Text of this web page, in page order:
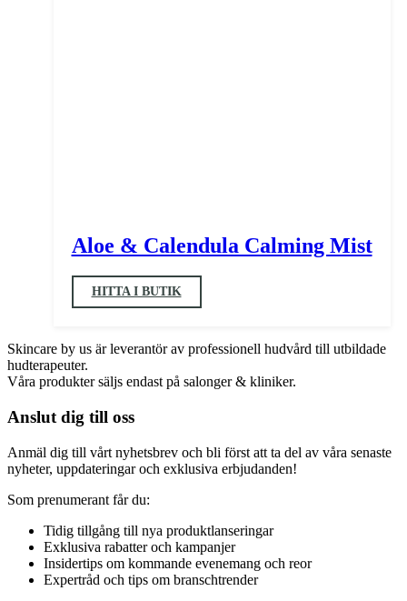
Aloe & Calendula Calming Mist
HITTA I BUTIK
Skincare by us är leverantör av professionell hudvård till utbildade
hudterapeuter.
Våra produkter säljs endast på salonger & kliniker.
Anslut dig till oss
Anmäl dig till vårt nyhetsbrev och bli först att ta del av våra senaste
nyheter, uppdateringar och exklusiva erbjudanden!
Som prenumerant får du:
Tidig tillgång till nya produktlanseringar
Exklusiva rabatter och kampanjer
Insidertips om kommande evenemang och reor
Expertråd och tips om branschtrender